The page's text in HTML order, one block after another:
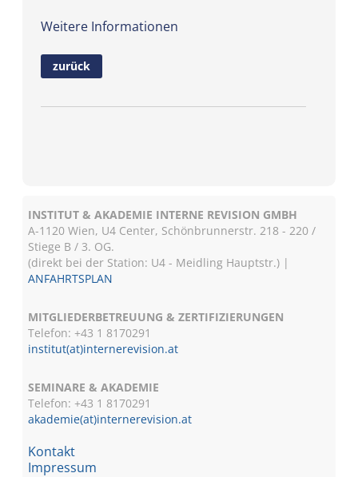
Weitere Informationen
zurück
INSTITUT & AKADEMIE INTERNE REVISION GMBH
A-1120 Wien, U4 Center, Schönbrunnerstr. 218 - 220 /
Stiege B / 3. OG.
(direkt bei der Station: U4 - Meidling Hauptstr.) |
ANFAHRTSPLAN
MITGLIEDERBETREUUNG & ZERTIFIZIERUNGEN
Telefon: +43 1 8170291
institut(at)internerevision.at
SEMINARE & AKADEMIE
Telefon: +43 18170291
akademie(at)internerevision.at
Kontakt
Impressum